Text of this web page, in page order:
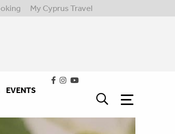
My Cyprus Travel
EVENTS